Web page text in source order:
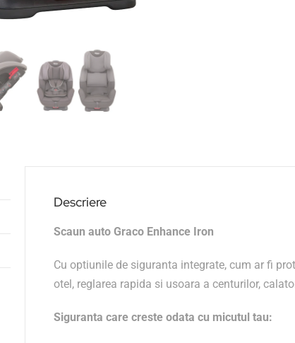
Descriere
Scaun auto Graco Enhance Iron
Cu optiunile de siguranta integrate, cum ar fi
otel, reglarea rapida si usoara a centurilor,
Siguranta care creste odata cu micutul tau: